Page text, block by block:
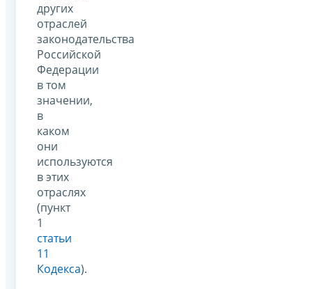
других
отраслей
законодательства
Российской
Федерации
в том
значении,
в
каком
они
используются
в этих
отраслях
(пункт
1
статьи
11
Кодекса).